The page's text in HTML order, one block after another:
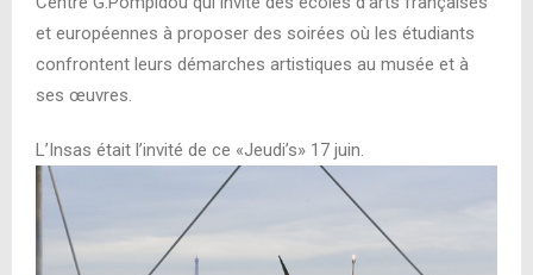
et européennes à proposer des soirées où les étudiants
confrontent leurs démarches artistiques au musée et à
ses œuvres.
L’Insas était l’invité de ce «Jeudi’s» 17 juin.